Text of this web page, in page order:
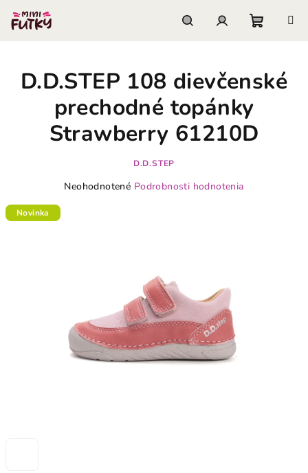
obsah
košík
D.D.STEP 108 dievčenské
prechodné topánky
Strawberry 61210D
D.D.STEP
Priemerné
Neohodnotené Podrobnosti hodnotenia
Novinka